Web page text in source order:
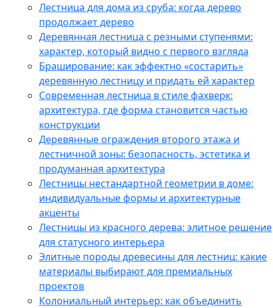
Лестница для дома из сруба: когда дерево
продолжает дерево
Деревянная лестница с резными ступенями:
характер, который видно с первого взгляда
Браширование: как эффектно «состарить»
деревянную лестницу и придать ей характер
Современная лестница в стиле фахверк:
архитектура, где форма становится частью
конструкции
Деревянные ограждения второго этажа и
лестничной зоны: безопасность, эстетика и
продуманная архитектура
Лестницы нестандартной геометрии в доме:
индивидуальные формы и архитектурные
акценты
Лестницы из красного дерева: элитное решение
для статусного интерьера
Элитные породы древесины для лестниц: какие
материалы выбирают для премиальных
проектов
Колониальный интерьер: как объединить